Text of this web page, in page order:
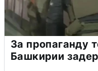
За пропаганду
Башкирии